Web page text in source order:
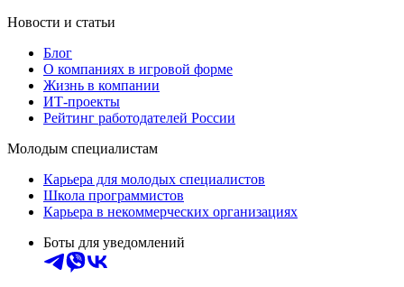
Новости и статьи
Блог
О компаниях в игровой форме
Жизнь в компании
ИТ-проекты
Рейтинг работодателей России
Молодым специалистам
Карьера для молодых специалистов
Школа программистов
Карьера в некоммерческих организациях
Боты для уведомлений